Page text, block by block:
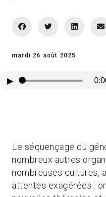
mardi 26 août 2025
▶
Le séquençage du
nombreux autres
nombreuses cultures,
attentes exagérées :